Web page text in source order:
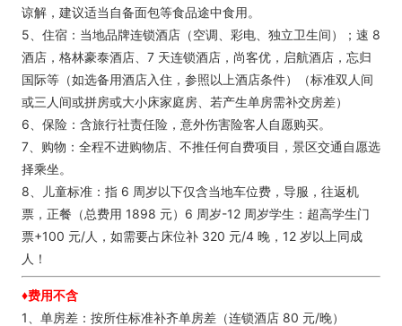
谅解，建议适当自备面包等食品途中食用。
5、住宿：当地品牌连锁酒店（空调、彩电、独立卫生间）；速 8
酒店，格林豪泰酒店、7 天连锁酒店，尚客优，启航酒店，忘归
国际等（如选备用酒店入住，参照以上酒店条件）（标准双人间
或三人间或拼房或大小床家庭房、若产生单房需补交房差）
6、保险：含旅行社责任险，意外伤害险客人自愿购买。
7、购物：全程不进购物店、不推任何自费项目，景区交通自愿选
择乘坐。
8、儿童标准：指 6 周岁以下仅含当地车位费，导服，往返机
票，正餐（总费用 1898 元）6 周岁-12 周岁学生：超高学生门
票+100 元/人，如需要占床位补 320 元/4 晚，12 岁以上同成
人！
♦费用不含
1、单房差：按所住标准补齐单房差（连锁酒店 80 元/晚）